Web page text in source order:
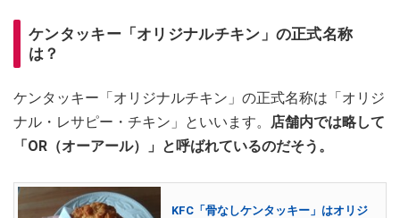
ケンタッキー「オリジナルチキン」の正式名称
は？
ケンタッキー「オリジナルチキン」の正式名称は「オリジ
ナル・レサピー・チキン」といいます。 店舗内では略して
「OR（オーアール）」と呼ばれているのだそう。
KFC「骨なしケンタッキー」はオリジ